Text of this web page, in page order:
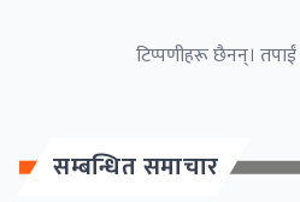
टिप्पणीहरू छैनन्। तपाईं
सम्बन्धित समाचार